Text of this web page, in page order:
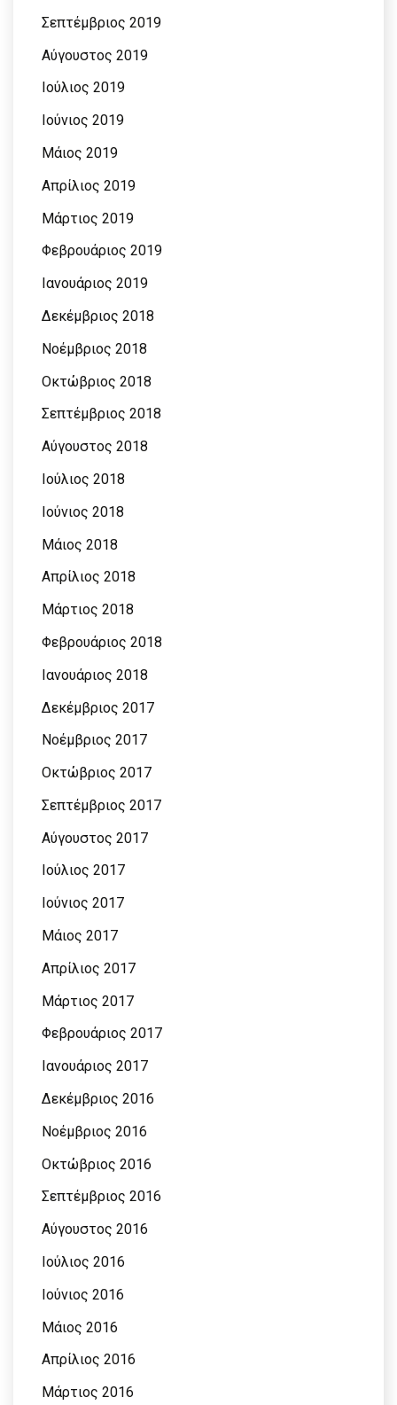
Σεπτέμβριος 2019
Αύγουστος 2019
Ιούλιος 2019
Ιούνιος 2019
Μάιος 2019
Απρίλιος 2019
Μάρτιος 2019
Φεβρουάριος 2019
Ιανουάριος 2019
Δεκέμβριος 2018
Νοέμβριος 2018
Οκτώβριος 2018
Σεπτέμβριος 2018
Αύγουστος 2018
Ιούλιος 2018
Ιούνιος 2018
Μάιος 2018
Απρίλιος 2018
Μάρτιος 2018
Φεβρουάριος 2018
Ιανουάριος 2018
Δεκέμβριος 2017
Νοέμβριος 2017
Οκτώβριος 2017
Σεπτέμβριος 2017
Αύγουστος 2017
Ιούλιος 2017
Ιούνιος 2017
Μάιος 2017
Απρίλιος 2017
Μάρτιος 2017
Φεβρουάριος 2017
Ιανουάριος 2017
Δεκέμβριος 2016
Νοέμβριος 2016
Οκτώβριος 2016
Σεπτέμβριος 2016
Αύγουστος 2016
Ιούλιος 2016
Ιούνιος 2016
Μάιος 2016
Απρίλιος 2016
Μάρτιος 2016